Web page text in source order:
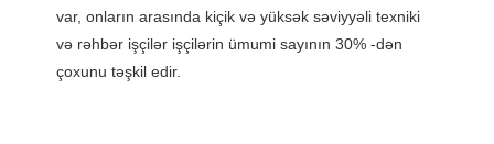
var, onların arasında kiçik və yüksək səviyyəli texniki
və rəhbər işçilər işçilərin ümumi sayının 30% -dən